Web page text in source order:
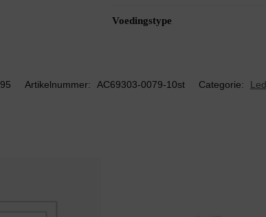
Voedingstype
Artikelnummer: AC69303-0079-10st Categorie: